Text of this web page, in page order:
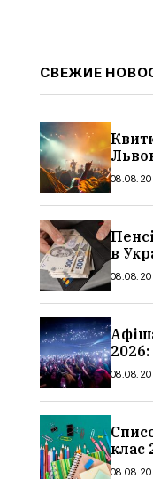
СВЕЖИЕ
дати,
в
суми
ціни
клас